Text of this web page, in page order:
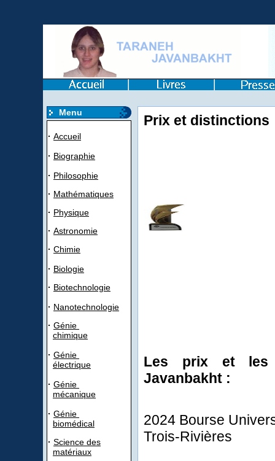
Menu
· Accueil
· Biographie
· Philosophie
· Mathématiques
· Physique
· Astronomie
· Chimie
· Biologie
· Biotechnologie
· Nanotechnologie
· Génie
chimique
· Génie
électrique
· Génie
mécanique
· Génie
biomédical
· Science des
matériaux
Prix et distinctions
Les prix et les
Javanbakht :
2024 Bourse
Trois-Rivières